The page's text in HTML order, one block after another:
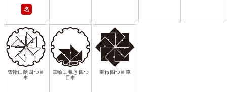
名
雪輪に陰四つ目
車
雪輪に覗き四つ
目車
重ね四つ目車